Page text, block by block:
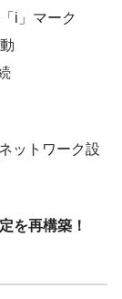
i」マーク
ットワーク設
を再構築！